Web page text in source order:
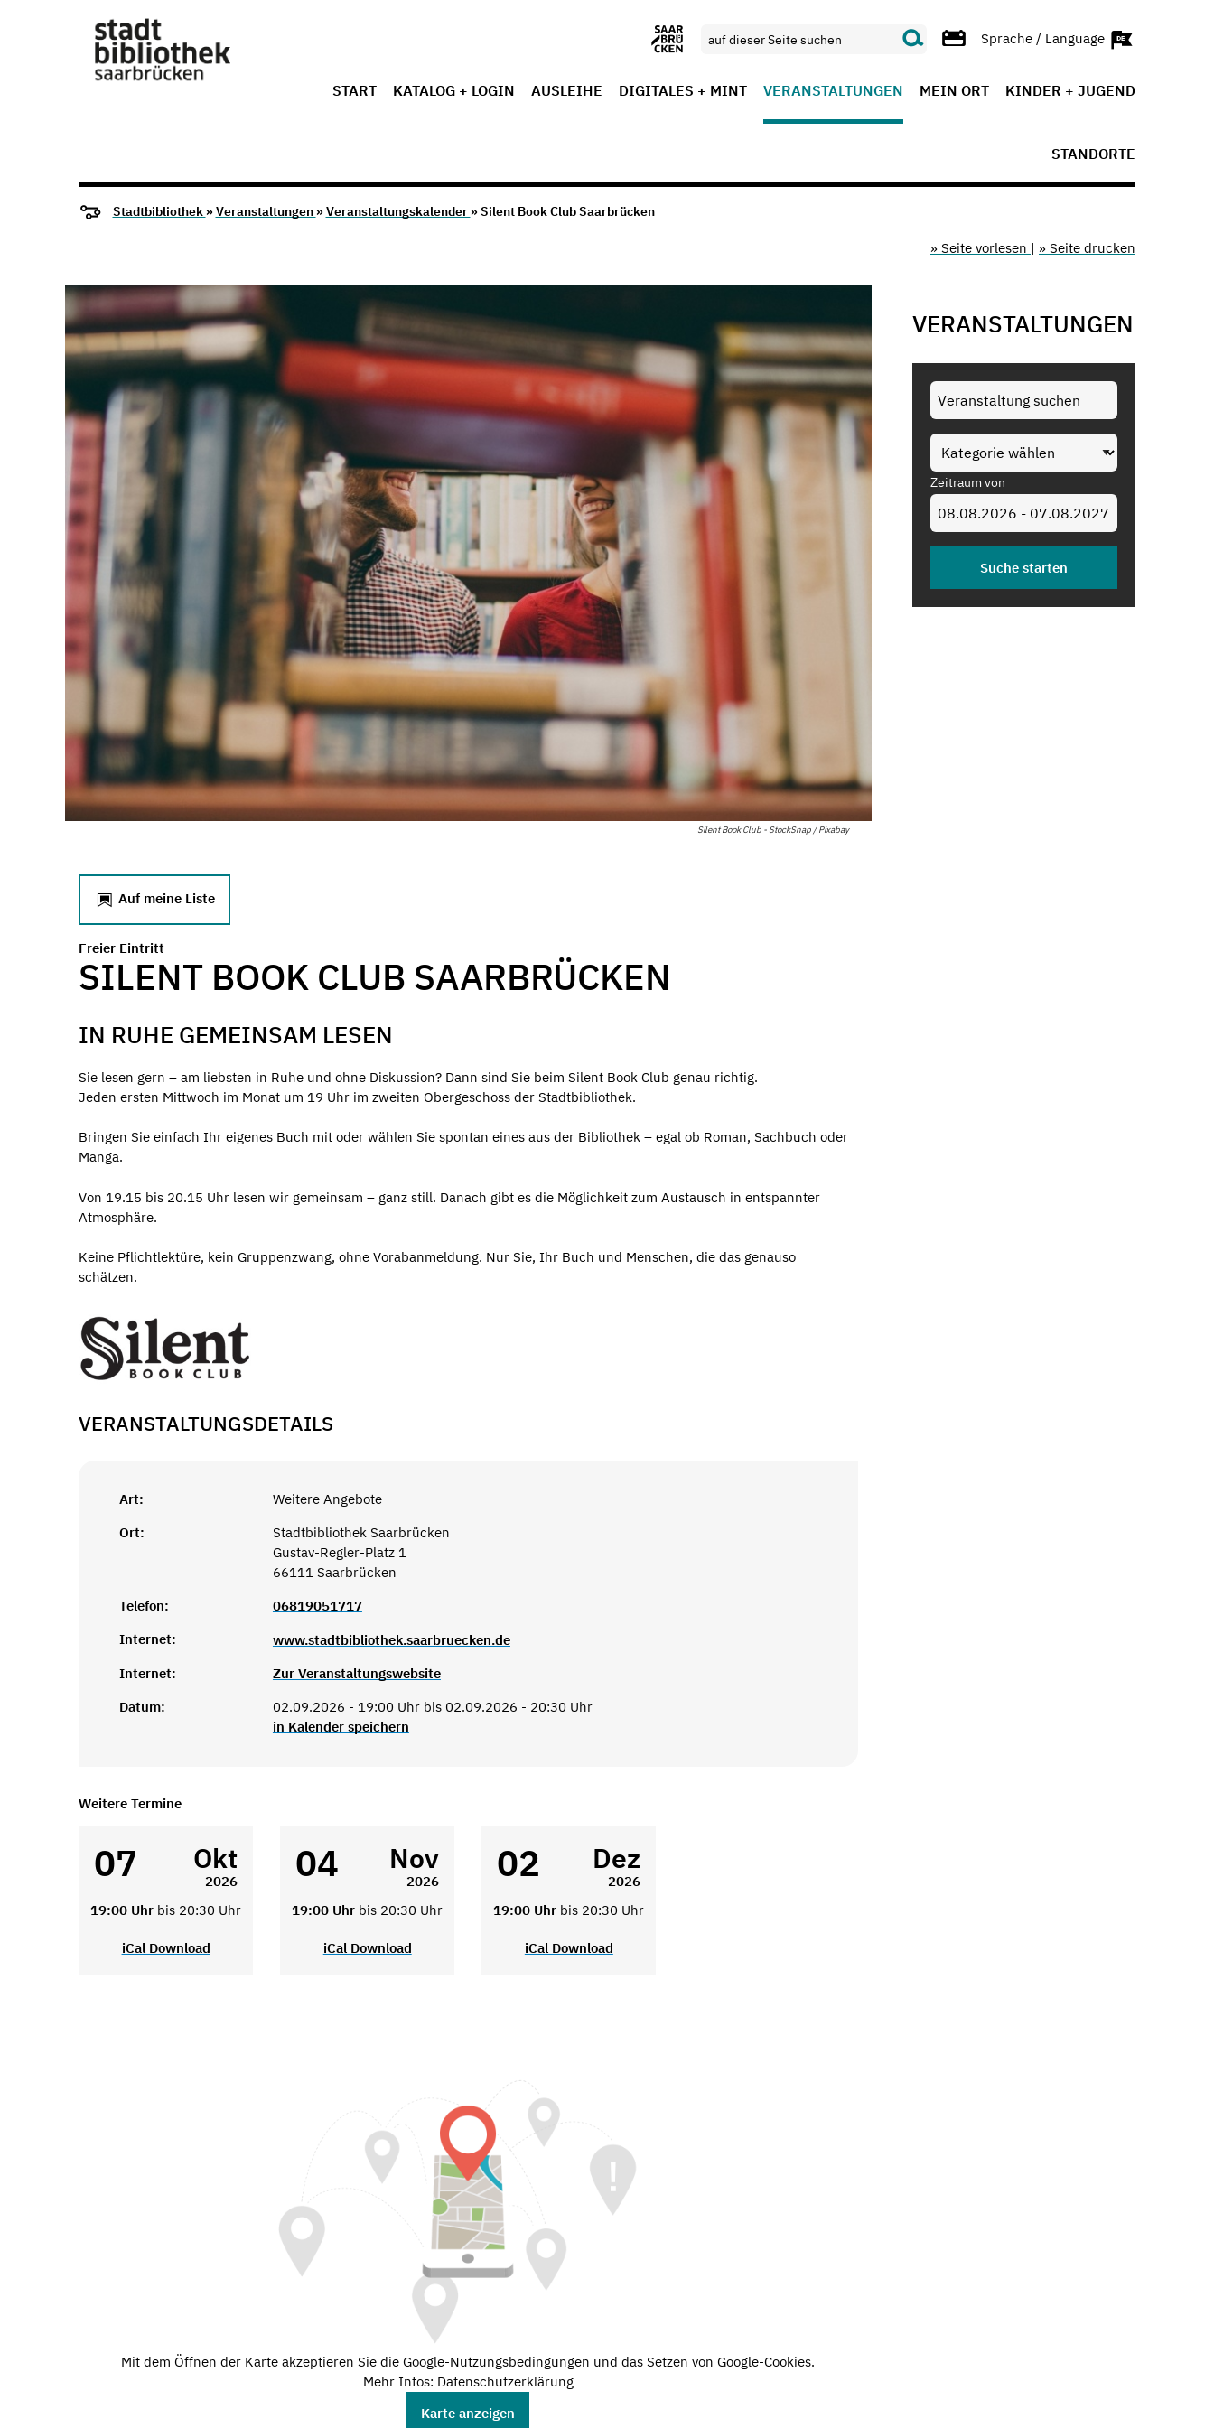
Sprache / Language
START KATALOG + LOGIN AUSLEIHE DIGITALES + MINT VERANSTALTUNGEN MEIN ORT KINDER + JUGEND
STANDORTE
Stadtbibliothek »Veranstaltungen »Veranstaltungskalender » Silent Book Club Saarbrücken
» Seite vorlesen | » Seite drucken
Silent Book Club - StockSnap / Pixabay
Auf meine Liste
Freier Eintritt
SILENT BOOK CLUB SAARBRÜCKEN
IN RUHE GEMEINSAM LESEN
Sie lesen gern – am liebsten in Ruhe und ohne Diskussion? Dann sind Sie beim Silent Book Club genau richtig.
Jeden ersten Mittwoch im Monat um 19 Uhr im zweiten Obergeschoss der Stadtbibliothek.
Bringen Sie einfach Ihr eigenes Buch mit oder wählen Sie spontan eines aus der Bibliothek – egal ob Roman, Sachbuch oder
Manga.
Von 19.15 bis 20.15 Uhr lesen wir gemeinsam – ganz still. Danach gibt es die Möglichkeit zum Austausch in entspannter
Atmosphäre.
Keine Pflichtlektüre, kein Gruppenzwang, ohne Vorabanmeldung. Nur Sie, Ihr Buch und Menschen, die das genauso
schätzen.
VERANSTALTUNGSDETAILS
Art:
Weitere Angebote
Ort:
Stadtbibliothek Saarbrücken
Gustav-Regler-Platz 1
66111 Saarbrücken
Telefon:
06819051717
Internet:
www.stadtbibliothek.saarbruecken.de
Internet:
Zur Veranstaltungswebsite
Datum:
02.09.2026 - 19:00 Uhr bis 02.09.2026 - 20:30 Uhr
in Kalender speichern
Weitere Termine
07 Okt
2026
19:00 Uhr bis 20:30 Uhr
iCal Download
04 Nov
2026
19:00 Uhr bis 20:30 Uhr
iCal Download
02 Dez
2026
19:00 Uhr bis 20:30 Uhr
iCal Download
Mit dem Öffnen der Karte akzeptieren Sie die Google-Nutzungsbedingungen und das Setzen von Google-Cookies.
Mehr Infos: Datenschutzerklärung
Karte anzeigen
VERANSTALTUNGEN
Zeitraum von